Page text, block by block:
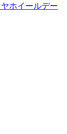
ホイールデー